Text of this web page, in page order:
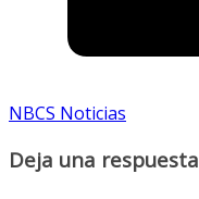
NBCS Noticias
Deja una respuesta